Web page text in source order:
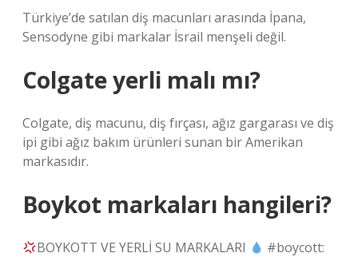
Türkiye’de satılan diş macunları arasında İpana,
Sensodyne gibi markalar İsrail menşeli değil.
Colgate yerli malı mı?
Colgate, diş macunu, diş fırçası, ağız gargarası ve diş
ipi gibi ağız bakım ürünleri sunan bir Amerikan
markasıdır.
Boykot markaları hangileri?
BOYKOTT VE YERLİ SU MARKALARI
#boycott: